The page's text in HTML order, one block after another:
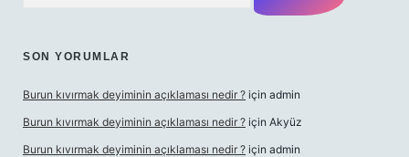
SON YORUMLAR
Burun kıvırmak deyiminin açıklaması nedir ? için admin
Burun kıvırmak deyiminin açıklaması nedir ? için Akyüz
Burun kıvırmak deyiminin açıklaması nedir ? için admin